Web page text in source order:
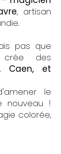
, artisan
pas que
des
Caen, et
le
nouveau !
colorée,